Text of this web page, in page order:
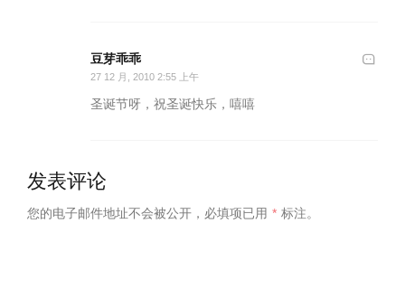
豆芽乖乖
27 12 月, 2010 2:55 上午
圣诞节呀，祝圣诞快乐，嘻嘻
发表评论
您的电子邮件地址不会被公开， 必填项已用 * 标注。